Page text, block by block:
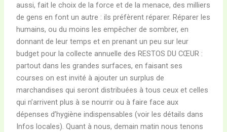
aussi, fait le choix de la force et de la menace, des milliers
de gens en font un autre : ils préfèrent réparer. Réparer les
humains, ou du moins les empêcher de sombrer, en
donnant de leur temps et en prenant un peu sur leur
budget pour la collecte annuelle des RESTOS DU CŒUR :
partout dans les grandes surfaces, en faisant ses
courses on est invité à ajouter un surplus de
marchandises qui seront distribuées à tous ceux et celles
qui n’arrivent plus à se nourrir ou à faire face aux
dépenses d’hygiène indispensables (voir les détails dans
Infos locales). Quant à nous, demain matin nous tenons